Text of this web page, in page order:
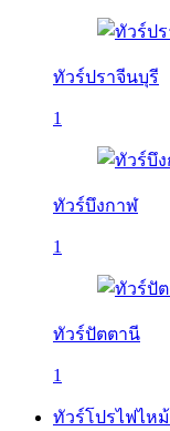
ทัวร์ปราจีนบุรี
1
ทัวร์บึงกาฬ
1
ทัวร์ปัตตานี
1
ทัวร์โปรไฟไหม้